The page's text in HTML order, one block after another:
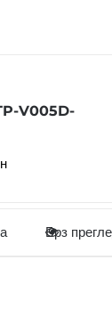
V005D-
Брз